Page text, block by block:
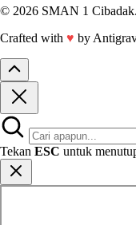
© 2026 SMAN 1
Crafted with ♥ by
Tekan ESC untuk